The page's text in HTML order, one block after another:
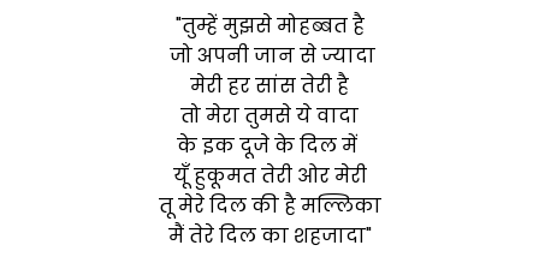
"तुम्हें मुझसे मोहब्बत है
जो अपनी जान से ज्यादा
मेरी हर सांस तेरी है
तो मेरा तुमसे ये वादा
के इक दूजे के दिल में
यूँ हुकूमत तेरी ओर मेरी
तू मेरे दिल की है मल्लिका
मैं तेरे दिल का शहजादा"